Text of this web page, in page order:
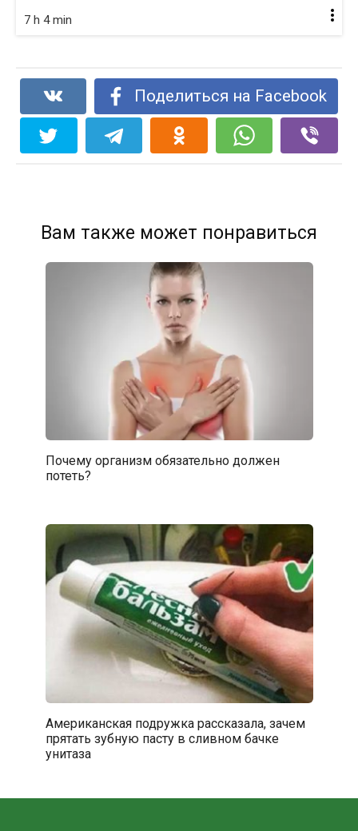
7 h 4 min
Поделиться на Facebook
Вам также может понравиться
Почему организм обязательно должен
потеть?
Американская подружка рассказала, зачем
прятать зубную пасту в сливном бачке
унитаза